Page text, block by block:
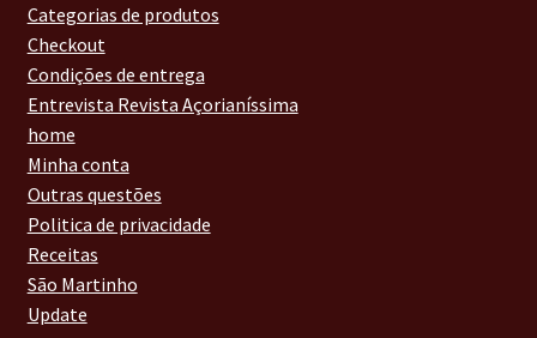
Categorias de produtos
Checkout
Condições de entrega
Entrevista Revista Açorianíssima
home
Minha conta
Outras questões
Politica de privacidade
Receitas
São Martinho
Update